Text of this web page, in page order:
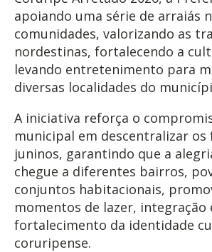
apoiando uma série de arraiás
comunidades, valorizando as
nordestinas, fortalecendo a
levando entretenimento para
diversas localidades do
A iniciativa reforça o
municipal em descentralizar os
juninos, garantindo que a
chegue a diferentes bairros,
conjuntos habitacionais,
momentos de lazer, integração
fortalecimento da identidade
coruripense.